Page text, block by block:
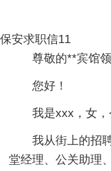
保安求职信11
尊敬的**宾馆领
您好！
我是xxx，女，
我从街上的招
堂经理、公关助理